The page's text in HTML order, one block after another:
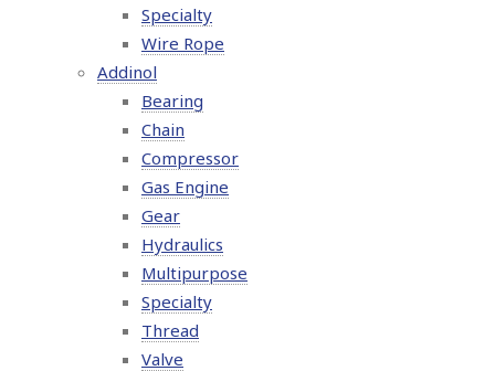
Specialty
Wire Rope
Addinol
Bearing
Chain
Compressor
Gas Engine
Gear
Hydraulics
Multipurpose
Specialty
Thread
Valve